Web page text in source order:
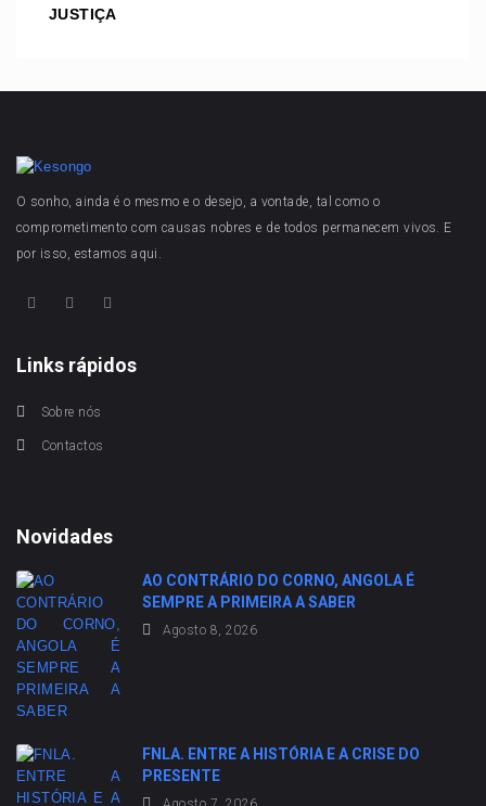
JUSTIÇA
O sonho, ainda é o mesmo e o desejo, a vontade, tal como o
comprometimento com causas nobres e de todos permanecem vivos. E
por isso, estamos aqui.
Links rápidos
Sobre nós
Contactos
Novidades
AO CONTRÁRIO DO CORNO, ANGOLA É
SEMPRE A PRIMEIRA A SABER
Agosto 8, 2026
FNLA. ENTRE A HISTÓRIA E A CRISE DO
PRESENTE